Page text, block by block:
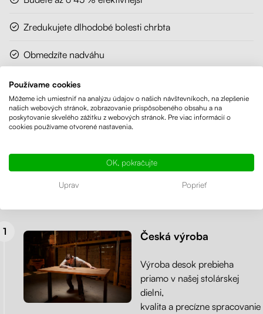
Zredukujete dlhodobé bolesti chrbta
Obmedzíte nadváhu
Uľavíte krčnej chrbtici a posilníte svalstvo
Zbavíte sa únavy
Prečo si vybrať výškovo nastaviteľný
stôl od spoločnosti Liftor?
Ako výrobca ponúkame viac – možnosť prispôsobenia rozmerov
na mieru, širokú škálu dekorov a expresnú výrobu s odoslaním
do 24 hodín.
Česká výroba
Výroba desok prebieha
priamo v našej stolárskej
dielni,
kvalita a precízne spracovanie
Používame cookies
Môžeme ich umiestniť na analýzu údajov o našich návštevníkoch, na zlepšenie
našich webových stránok, zobrazovanie prispôsobeného obsahu a na
poskytovanie skvelého zážitku z webových stránok. Pre viac informácií o
cookies používame otvorené nastavenia.
OK, pokračujte
Uprav Poprieť